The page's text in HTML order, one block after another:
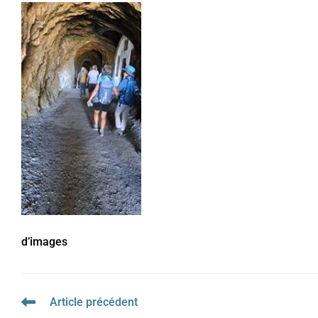
d’images
Read
Article précédent